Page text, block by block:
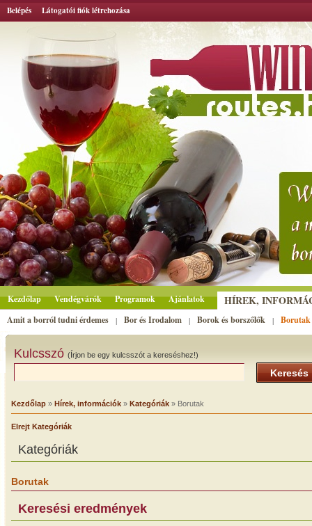
Belépés Látogatói fiók létrehozása
Kezdőlap Vendégvárók Programok Ajánlatok HÍREK,
Amit a borról tudni érdemes | Bor és Irodalom | Borok és borszőlők | Borutak
Kulcsszó (Írjon be egy kulcsszót a kereséshez!)
Keresés
Kezdőlap » Hírek, információk » Kategóriák » Borutak
Elrejt Kategóriák
Kategóriák
Borutak
Keresési eredmények